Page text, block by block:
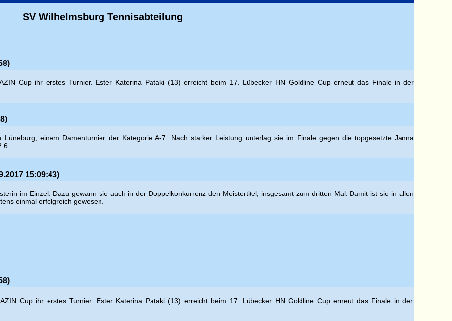
SV Wilhelmsburg Tennisabteilung
Cup ihr erstes Turnier. Ester Katerina Pataki (13) erreicht beim 17. Lübecker HN Goldline Cup erneut das Finale in der
einem Damenturnier der Kategorie A-7. Nach starker Leistung unterlag sie im Finale gegen die topgesetzte Janna
15:09:43)
im Einzel. Dazu gewann sie auch in der Doppelkonkurrenz den Meistertitel, insgesamt zum dritten Mal. Damit ist sie in allen
einmal erfolgreich gewesen.
Cup ihr erstes Turnier. Ester Katerina Pataki (13) erreicht beim 17. Lübecker HN Goldline Cup erneut das Finale in der